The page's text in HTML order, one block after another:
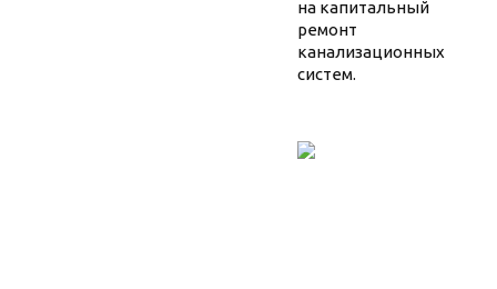
на капитальный
ремонт
канализационных
систем.